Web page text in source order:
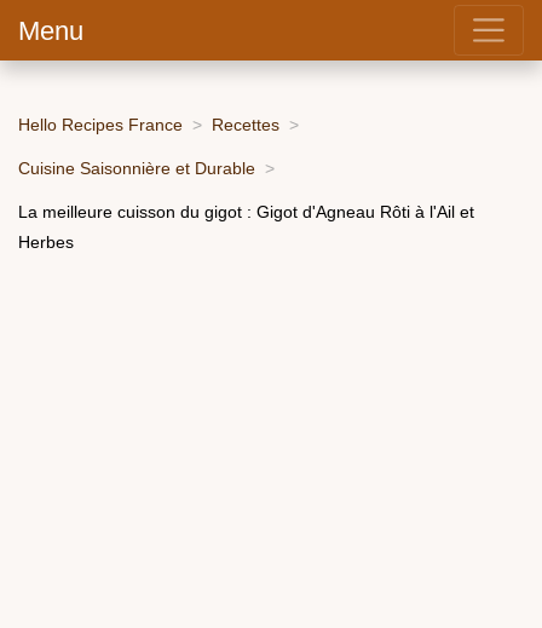
Menu
Hello Recipes France Recettes
Cuisine Saisonnière et Durable
La meilleure cuisson du gigot : Gigot d'Agneau Rôti à l'Ail et
Herbes